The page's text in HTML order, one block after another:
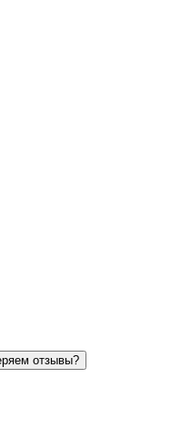
отзывы?